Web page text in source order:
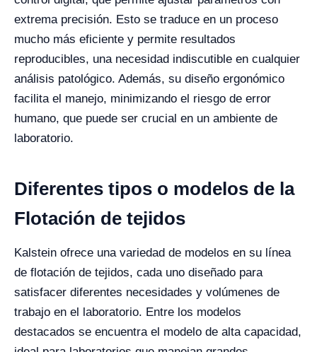
extrema precisión. Esto se traduce en un proceso
mucho más eficiente y permite resultados
reproducibles, una necesidad indiscutible en cualquier
análisis patológico. Además, su diseño ergonómico
facilita el manejo, minimizando el riesgo de error
humano, que puede ser crucial en un ambiente de
laboratorio.
Diferentes tipos o modelos de la
Flotación de tejidos
Kalstein ofrece una variedad de modelos en su línea
de flotación de tejidos, cada uno diseñado para
satisfacer diferentes necesidades y volúmenes de
trabajo en el laboratorio. Entre los modelos
destacados se encuentra el modelo de alta capacidad,